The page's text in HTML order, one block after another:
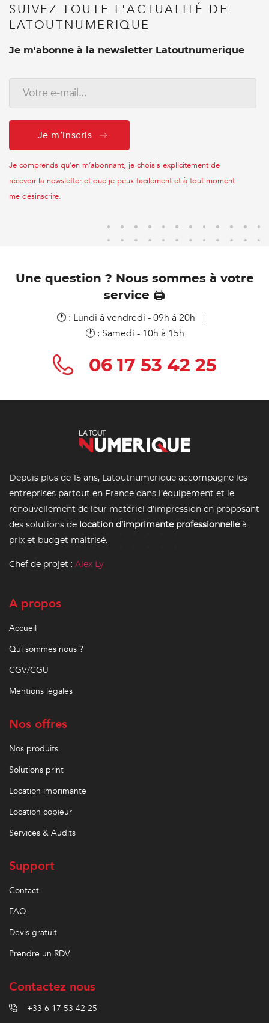
SUIVEZ TOUTE L'ACTUALITÉ DE
LATOUTNUMERIQUE
Je m'abonne à la newsletter Latoutnumerique
Je comprends qu’en m’abonnant, je choisis explicitement de
recevoir la newsletter et que je peux facilement et à tout moment
me désinscrire.
Une question ? Nous sommes à votre
service 🖨️
🕐 : Lundi à vendredi - 09h à 20h
🕐 : Samedi - 10h à 15h
06 17 53 42 25
Depuis plus de 15 ans, Latoutnumerique accompagne les
entreprises partout en France dans l’équipement et le
renouvellement de leur matériel d’impression en proposant
des solutions de location d’imprimante professionnelleà
prix et budget maitrisé.
Chef de projet : Alex Ly
A propos
Accueil
Qui sommes nous ?
CGV/CGU
Mentions légales
Nos offres
Nos produits
Solutions print
Location imprimante
Location copieur
Services & Audits
Support
Contact
FAQ
Devis gratuit
Prendre un RDV
Contactez nous
+33 6 17 53 42 25